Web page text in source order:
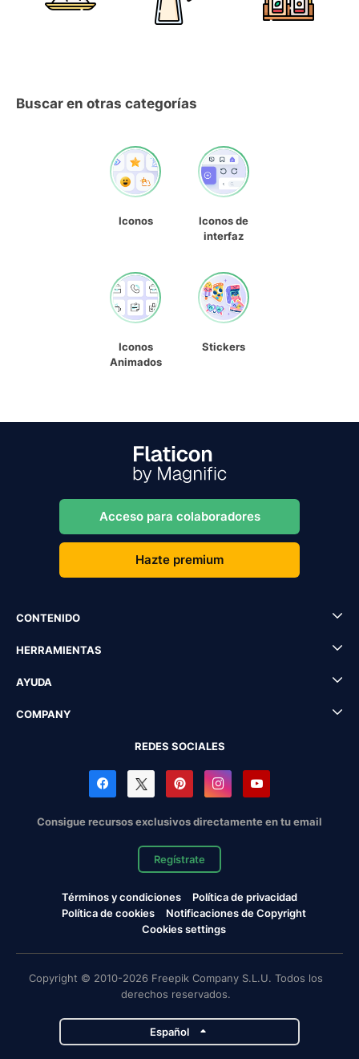
Buscar en otras categorías
Iconos
Iconos de
interfaz
Iconos
Animados
Stickers
Acceso para colaboradores
Hazte premium
CONTENIDO
HERRAMIENTAS
AYUDA
COMPANY
REDES SOCIALES
Consigue recursos exclusivos directamente en tu email
Regístrate
Términos y condiciones
Política de privacidad
Política de cookies
Notificaciones de Copyright
Cookies settings
Copyright © 2010-2026 Freepik Company S.L.U. Todos los
derechos reservados.
Español